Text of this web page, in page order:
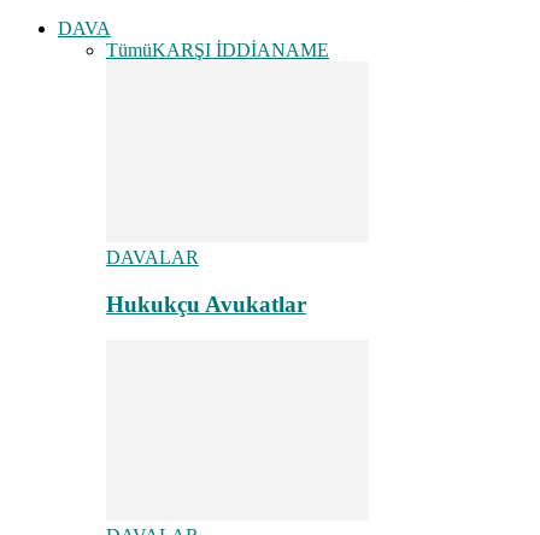
DAVA
TümüKARŞI İDDİANAME
DAVALAR
Hukukçu Avukatlar